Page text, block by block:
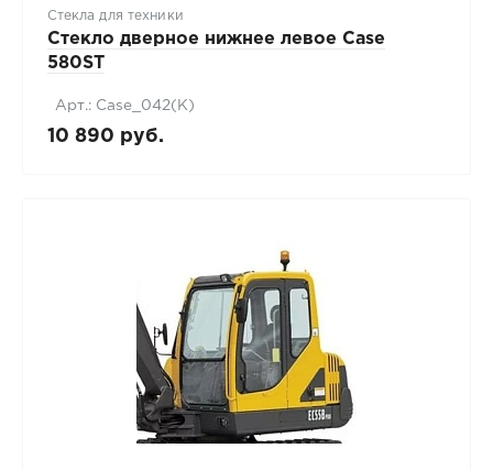
Стекла для техники
Стекло дверное нижнее левое Case
580ST
Арт.: Case_042(К)
10 890 руб.